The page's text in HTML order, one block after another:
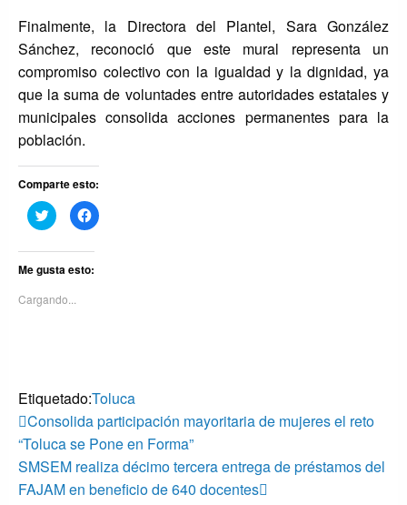
Finalmente, la Directora del Plantel, Sara González
Sánchez, reconoció que este mural representa un
compromiso colectivo con la igualdad y la dignidad, ya
que la suma de voluntades entre autoridades estatales y
municipales consolida acciones permanentes para la
población.
Comparte esto:
Haz
clic
en
Twitter
(Se
en
Haz
clic
en
Facebook
(Se
Me gusta esto:
Cargando...
Etiquetado:Toluca
Navegación
de
entradas
Entrada
anterior
Consolida participación mayoritaria de mujeres el reto
“Toluca se Pone en Forma”
Entrada
siguiente
SMSEM realiza décimo tercera entrega de préstamos del
FAJAM en beneficio de 640 docentes